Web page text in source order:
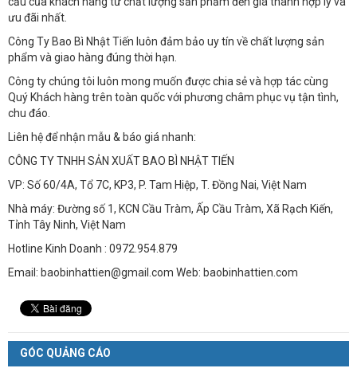
ưu đãi nhất.
Công Ty Bao Bì Nhật Tiến luôn đảm bảo uy tín về chất lượng sản
phẩm và giao hàng đúng thời hạn.
Công ty chúng tôi luôn mong muốn được chia sẻ và hợp tác cùng
Quý Khách hàng trên toàn quốc với phương châm phục vụ tận tình,
chu đáo.
Liên hệ để nhận mẫu & báo giá nhanh:
CÔNG TY TNHH SẢN XUẤT BAO BÌ NHẬT TIẾN
VP: Số 60/4A, Tổ 7C, KP3, P. Tam Hiệp, T. Đồng Nai, Việt Nam
Nhà máy: Đường số 1, KCN Cầu Tràm, Ấp Cầu Tràm, Xã Rạch Kiến,
Tỉnh Tây Ninh, Việt Nam
Hotline Kinh Doanh : 0972.954.879
Email: baobinhattien@gmail.com Web: baobinhattien.com
GÓC QUẢNG CÁO